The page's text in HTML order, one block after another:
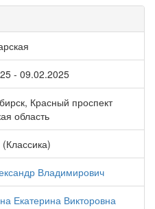
- 09.02.2025
Красный проспект
область
Владимирович
Екатерина Викторовна